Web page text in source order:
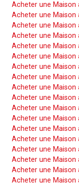
Acheter une Maison
Acheter une Maison
Acheter une Maison
Acheter une Maison
Acheter une Maison
Acheter une Maison
Acheter une Maison
Acheter une Maison
Acheter une Maison
Acheter une Maison
Acheter une Maison
Acheter une Maison
Acheter une Maison
Acheter une Maison
Acheter une Maison
Acheter une Maison
Acheter une Maison
Acheter une Maison